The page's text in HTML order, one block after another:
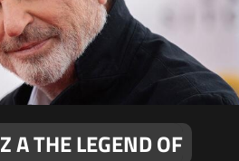
A THE LEGEND OF